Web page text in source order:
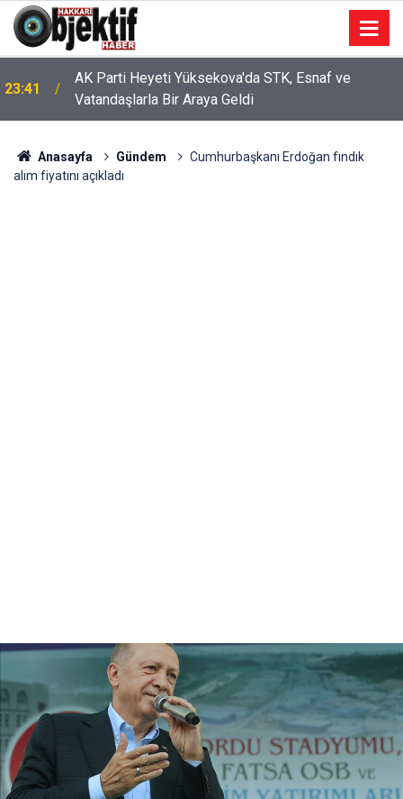
23:41
AK Parti Heyeti Yüksekova'da STK, Esnaf ve
Vatandaşlarla Bir Araya Geldi
Anasayfa Gündem
Cumhurbaşkanı Erdoğan fındık
alım fiyatını açıkladı